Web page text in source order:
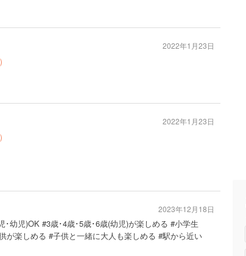
2022年1月23日
2022年1月23日
幼児)OK #3歳･4歳･5歳･6歳(幼児)が楽しめる #小学生
が楽しめる #子供と一緒に大人も楽しめる #駅から近い
2023年12月18日